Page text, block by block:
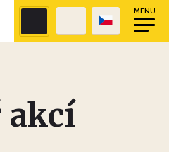
MENU
akcí